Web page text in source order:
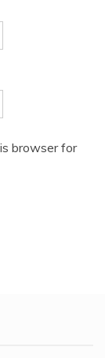
browser for